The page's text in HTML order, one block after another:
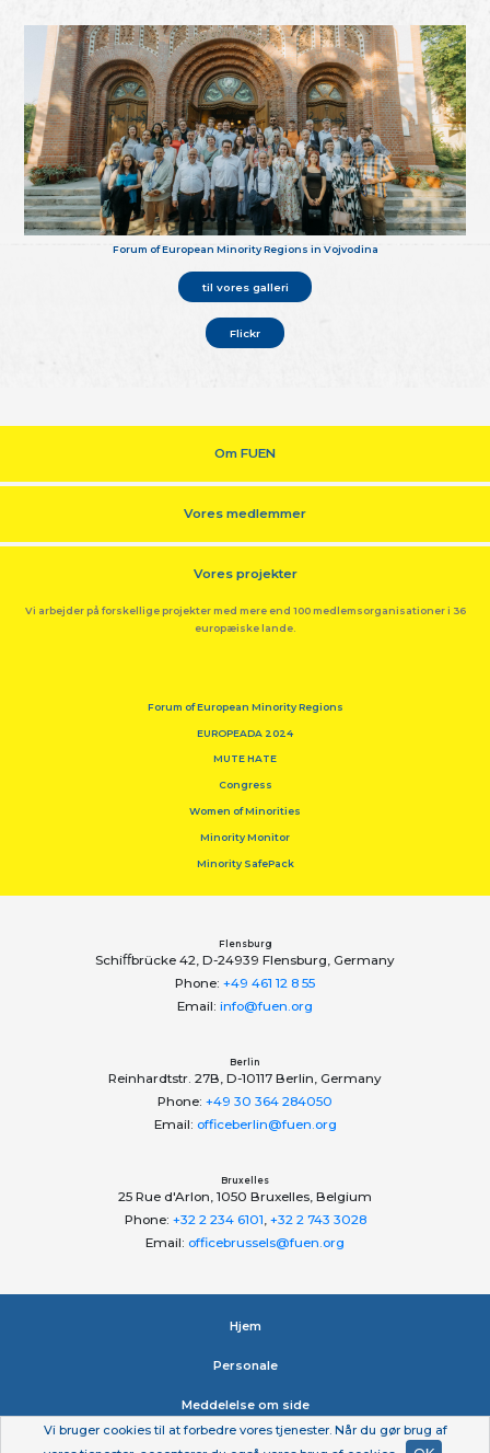
Forum of European Minority Regions in Vojvodina
til vores galleri
Flickr
Om FUEN
Vores medlemmer
Vores projekter
Vi arbejder på forskellige projekter med mere end 100 medlemsorganisationer i 36
europæiske lande.
Forum of European Minority Regions
EUROPEADA 2024
MUTE HATE
Congress
Women of Minorities
Minority Monitor
Minority SafePack
Flensburg
Schiﬀbrücke 42, D-24939 Flensburg, Germany
Phone: +49 461 12 8 55
Email: info@fuen.org
Berlin
Reinhardtstr. 27B, D-10117 Berlin, Germany
Phone: +49 30 364 284050
Email: officeberlin@fuen.org
Bruxelles
25 Rue d'Arlon, 1050 Bruxelles, Belgium
Phone: +32 2 234 6101 +32 2 743 3028
Email: officebrussels@fuen.org
Hjem
Personale
Meddelelse om side
Vi bruger cookies til at forbedre vores tjenester. Når du gør brug af